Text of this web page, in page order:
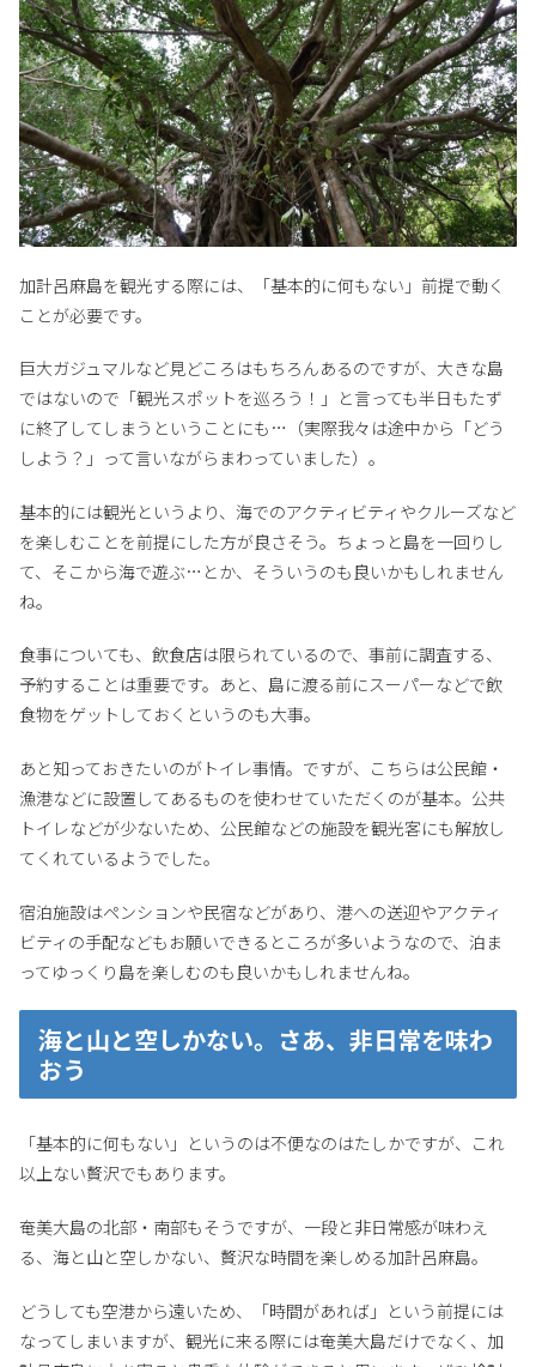
加計呂麻島を観光する際には、「基本的に何もない」前提で動く
ことが必要です。
巨大ガジュマルなど見どころはもちろんあるのですが、大きな島
ではないので「観光スポットを巡ろう！」と言っても半日もたず
に終了してしまうということにも…（実際我々は途中から「どう
しよう？」って言いながらまわっていました）。
基本的には観光というより、海でのアクティビティやクルーズなど
を楽しむことを前提にした方が良さそう。ちょっと島を一回りし
て、そこから海で遊ぶ…とか、そういうのも良いかもしれません
ね。
食事についても、飲食店は限られているので、事前に調査する、
予約することは重要です。あと、島に渡る前にスーパーなどで飲
食物をゲットしておくというのも大事。
あと知っておきたいのがトイレ事情。ですが、こちらは公民館・
漁港などに設置してあるものを使わせていただくのが基本。公共
トイレなどが少ないため、公民館などの施設を観光客にも解放し
てくれているようでした。
宿泊施設はペンションや民宿などがあり、港への送迎やアクティ
ビティの手配などもお願いできるところが多いようなので、泊ま
ってゆっくり島を楽しむのも良いかもしれませんね。
海と山と空しかない。さあ、非日常を味わ
おう
「基本的に何もない」というのは不便なのはたしかですが、これ
以上ない贅沢でもあります。
奄美大島の北部・南部もそうですが、一段と非日常感が味わえ
る、海と山と空しかない、贅沢な時間を楽しめる加計呂麻島。
どうしても空港から遠いため、「時間があれば」という前提には
なってしまいますが、観光に来る際には奄美大島だけでなく、加